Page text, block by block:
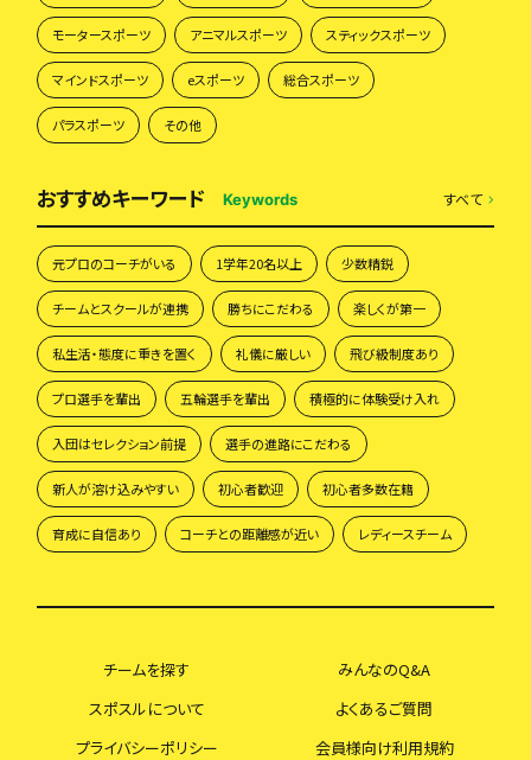
モータースポーツ アニマルスポーツ スティックスポーツ
マインドスポーツ eスポーツ 総合スポーツ
パラスポーツ その他
おすすめキーワード Keywords すべて
元プロのコーチがいる 1学年20名以上 少数精鋭
チームとスクールが連携 勝ちにこだわる 楽しくが第一
私生活・態度に重きを置く 礼儀に厳しい 飛び級制度あり
プロ選手を輩出 五輪選手を輩出 積極的に体験受け入れ
入団はセレクション前提 選手の進路にこだわる
新人が溶け込みやすい 初心者歓迎 初心者多数在籍
育成に自信あり コーチとの距離感が近い レディースチーム
チームを探す
みんなのQ&A
スポスルについて
よくあるご質問
プライバシーポリシー
会員様向け利用規約